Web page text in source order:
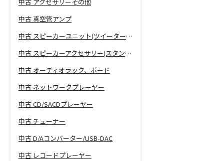
中古 真空管アンプ
中古 スピーカーユニット(ツイーター、ウーファー等)
中古 スピーカーアクセサリー(スタンド等)
中古 オーディオラック、ボード
中古 ネットワークプレーヤー
中古 CD/SACDプレーヤー
中古 チューナー
中古 D/Aコンバーター/USB-DAC
中古 レコードプレーヤー